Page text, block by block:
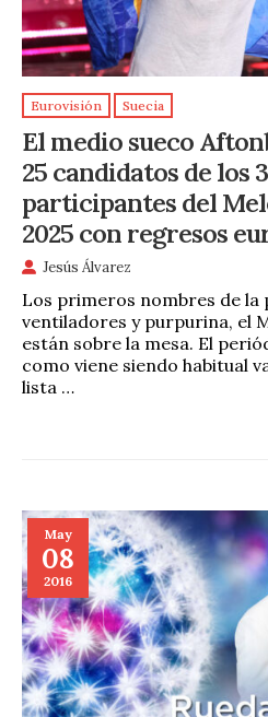
Eurovisión Suecia
El medio sueco
25 candidatos de los
participantes del
2025 con regresos
Jesús Álvarez
Los primeros nombres de la
ventiladores y purpurina, el
están sobre la mesa. El
como viene siendo habitual
lista …
May
08
2016